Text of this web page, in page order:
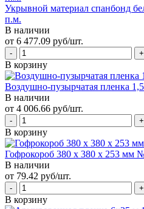
Укрывной материал спанбонд
п.м.
В наличии
от 6 477.09 руб/шт.
В корзину
Воздушно-пузырчатая пленка
В наличии
от 4 006.66 руб/шт.
В корзину
Гофрокороб 380 х 380 х 253 мм
В наличии
от 79.42 руб/шт.
В корзину